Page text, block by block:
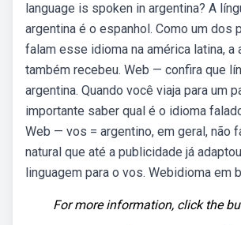
language is spoken in argentina? A
argentina é o espanhol. Como um dos
falam esse idioma na américa latina, a
também recebeu. Web — confira que
argentina. Quando você viaja para um
importante saber qual é o idioma
Web — vos = argentino, em geral, não
natural que até a publicidade já
linguagem para o vos. Webidioma em
For more information, click the